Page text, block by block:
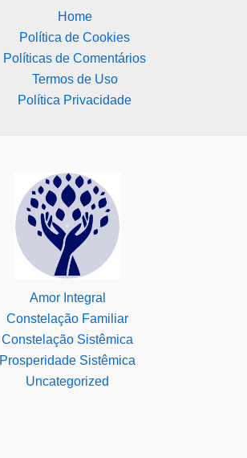
Home
Política de Cookies
Políticas de Comentários
Termos de Uso
Política Privacidade
Amor Integral
Constelação Familiar
Constelação Sistêmica
Prosperidade Sistêmica
Uncategorized